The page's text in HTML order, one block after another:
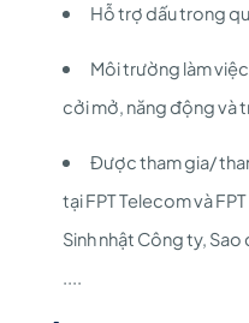
Hỗ trợ dấu trong
Môi trường làm
cởi mở, năng động và
Được tham gia/
tại FPT Telecom và
Sinh nhật Công ty,